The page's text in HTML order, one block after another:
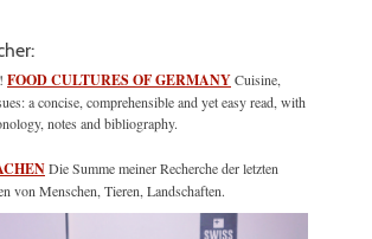
FOOD CULTURES OF GERMANYCuisine,
a concise, comprehensible and yet easy read, with
notes and bibliography.
Die Summe meiner Recherche der letzten
von Menschen, Tieren, Landschaften.